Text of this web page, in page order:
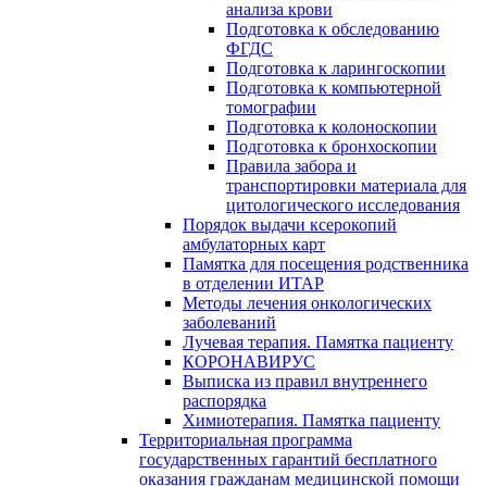
анализа крови
Подготовка к обследованию
ФГДС
Подготовка к ларингоскопии
Подготовка к компьютерной
томографии
Подготовка к колоноскопии
Подготовка к бронхоскопии
Правила забора и
транспортировки материала для
цитологического исследования
Порядок выдачи ксерокопий
амбулаторных карт
Памятка для посещения родственника
в отделении ИТАР
Методы лечения онкологических
заболеваний
Лучевая терапия. Памятка пациенту
КОРОНАВИРУС
Выписка из правил внутреннего
распорядка
Химиотерапия. Памятка пациенту
Территориальная программа
государственных гарантий бесплатного
оказания гражданам медицинской помощи